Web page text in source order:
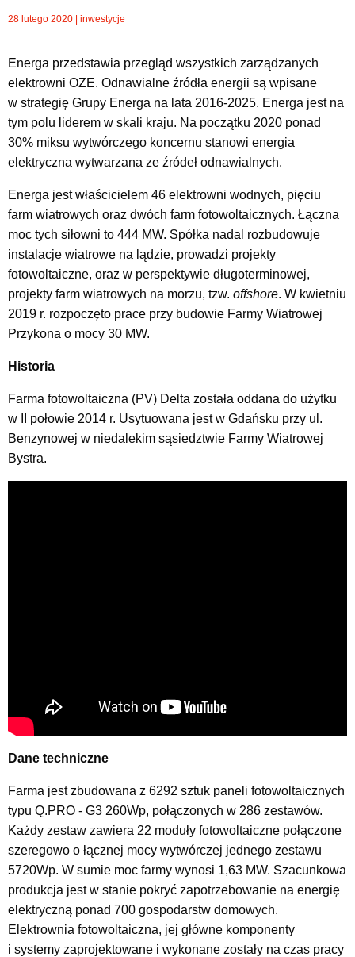
28 lutego 2020 | inwestycje
Energa przedstawia przegląd wszystkich zarządzanych
elektrowni OZE. Odnawialne źródła energii są wpisane
w strategię Grupy Energa na lata 2016-2025. Energa jest na
tym polu liderem w skali kraju. Na początku 2020 ponad
30% miksu wytwórczego koncernu stanowi energia
elektryczna wytwarzana ze źródeł odnawialnych.
Energa jest właścicielem 46 elektrowni wodnych, pięciu
farm wiatrowych oraz dwóch farm fotowoltaicznych. Łączna
moc tych siłowni to 444 MW. Spółka nadal rozbudowuje
instalacje wiatrowe na lądzie, prowadzi projekty
fotowoltaiczne, oraz w perspektywie długoterminowej,
projekty farm wiatrowych na morzu, tzw. offshore. W kwietniu
2019 r. rozpoczęto prace przy budowie Farmy Wiatrowej
Przykona o mocy 30 MW.
Historia
Farma fotowoltaiczna (PV) Delta została oddana do użytku
w II połowie 2014 r. Usytuowana jest w Gdańsku przy ul.
Benzynowej w niedalekim sąsiedztwie Farmy Wiatrowej
Bystra.
Dane techniczne
Farma jest zbudowana z 6292 sztuk paneli fotowoltaicznych
typu Q.PRO - G3 260Wp, połączonych w 286 zestawów.
Każdy zestaw zawiera 22 moduły fotowoltaiczne połączone
szeregowo o łącznej mocy wytwórczej jednego zestawu
5720Wp. W sumie moc farmy wynosi 1,63 MW. Szacunkowa
produkcja jest w stanie pokryć zapotrzebowanie na energię
elektryczną ponad 700 gospodarstw domowych.
Elektrownia fotowoltaiczna, jej główne komponenty
i systemy zaprojektowane i wykonane zostały na czas pracy